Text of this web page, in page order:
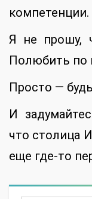
компетенции.
Я не прошу,
Полюбить по
Просто —
И
что столица
еще где-то